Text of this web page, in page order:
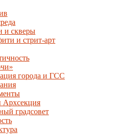
и скверы
и стрит-арт
города и ГСС
Архсекция
градсовет